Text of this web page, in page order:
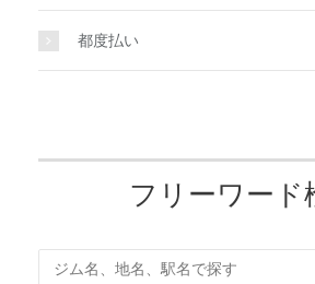
都度払い
フリーワード